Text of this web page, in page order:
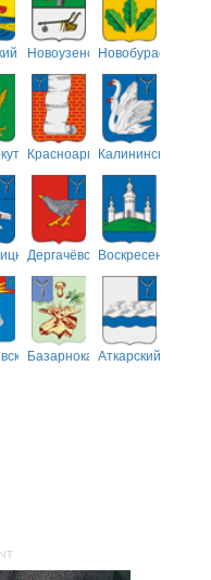
НовоузенскийНовобурасский
Красноармейский
Калининский
ДергачёвскийВоскресенский
Базарнокарабулакский
Аткарский